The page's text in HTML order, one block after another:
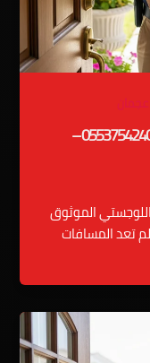
رقم مندوب توصيل في عجمان: اتصل الآن 0553754240 –
الموثوق
تعد المسافات